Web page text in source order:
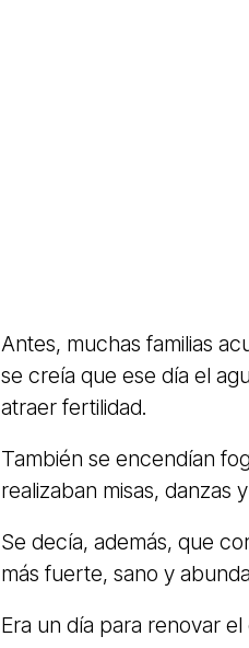
Antes, muchas familias
se creía que ese día el
atraer fertilidad.
También se encendían
realizaban misas, danzas
Se decía, además, que
más fuerte, sano y
Era un día para renovar